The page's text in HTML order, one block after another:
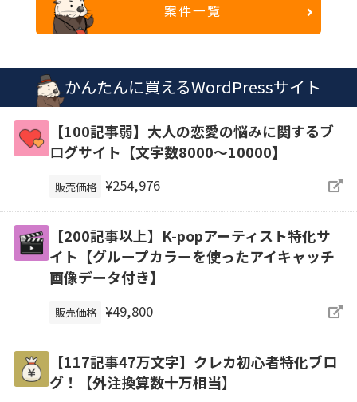
案件一覧
かんたんに買えるWordPressサイト
【100記事弱】大人の恋愛の悩みに関するブ
ログサイト【文字数8000〜10000】
販売価格 ¥254,976
【200記事以上】K-popアーティスト特化サ
イト【グループカラーを使ったアイキャッチ
画像データ付き】
販売価格 ¥49,800
【117記事47万文字】クレカ初心者特化ブロ
グ！【外注換算数十万相当】